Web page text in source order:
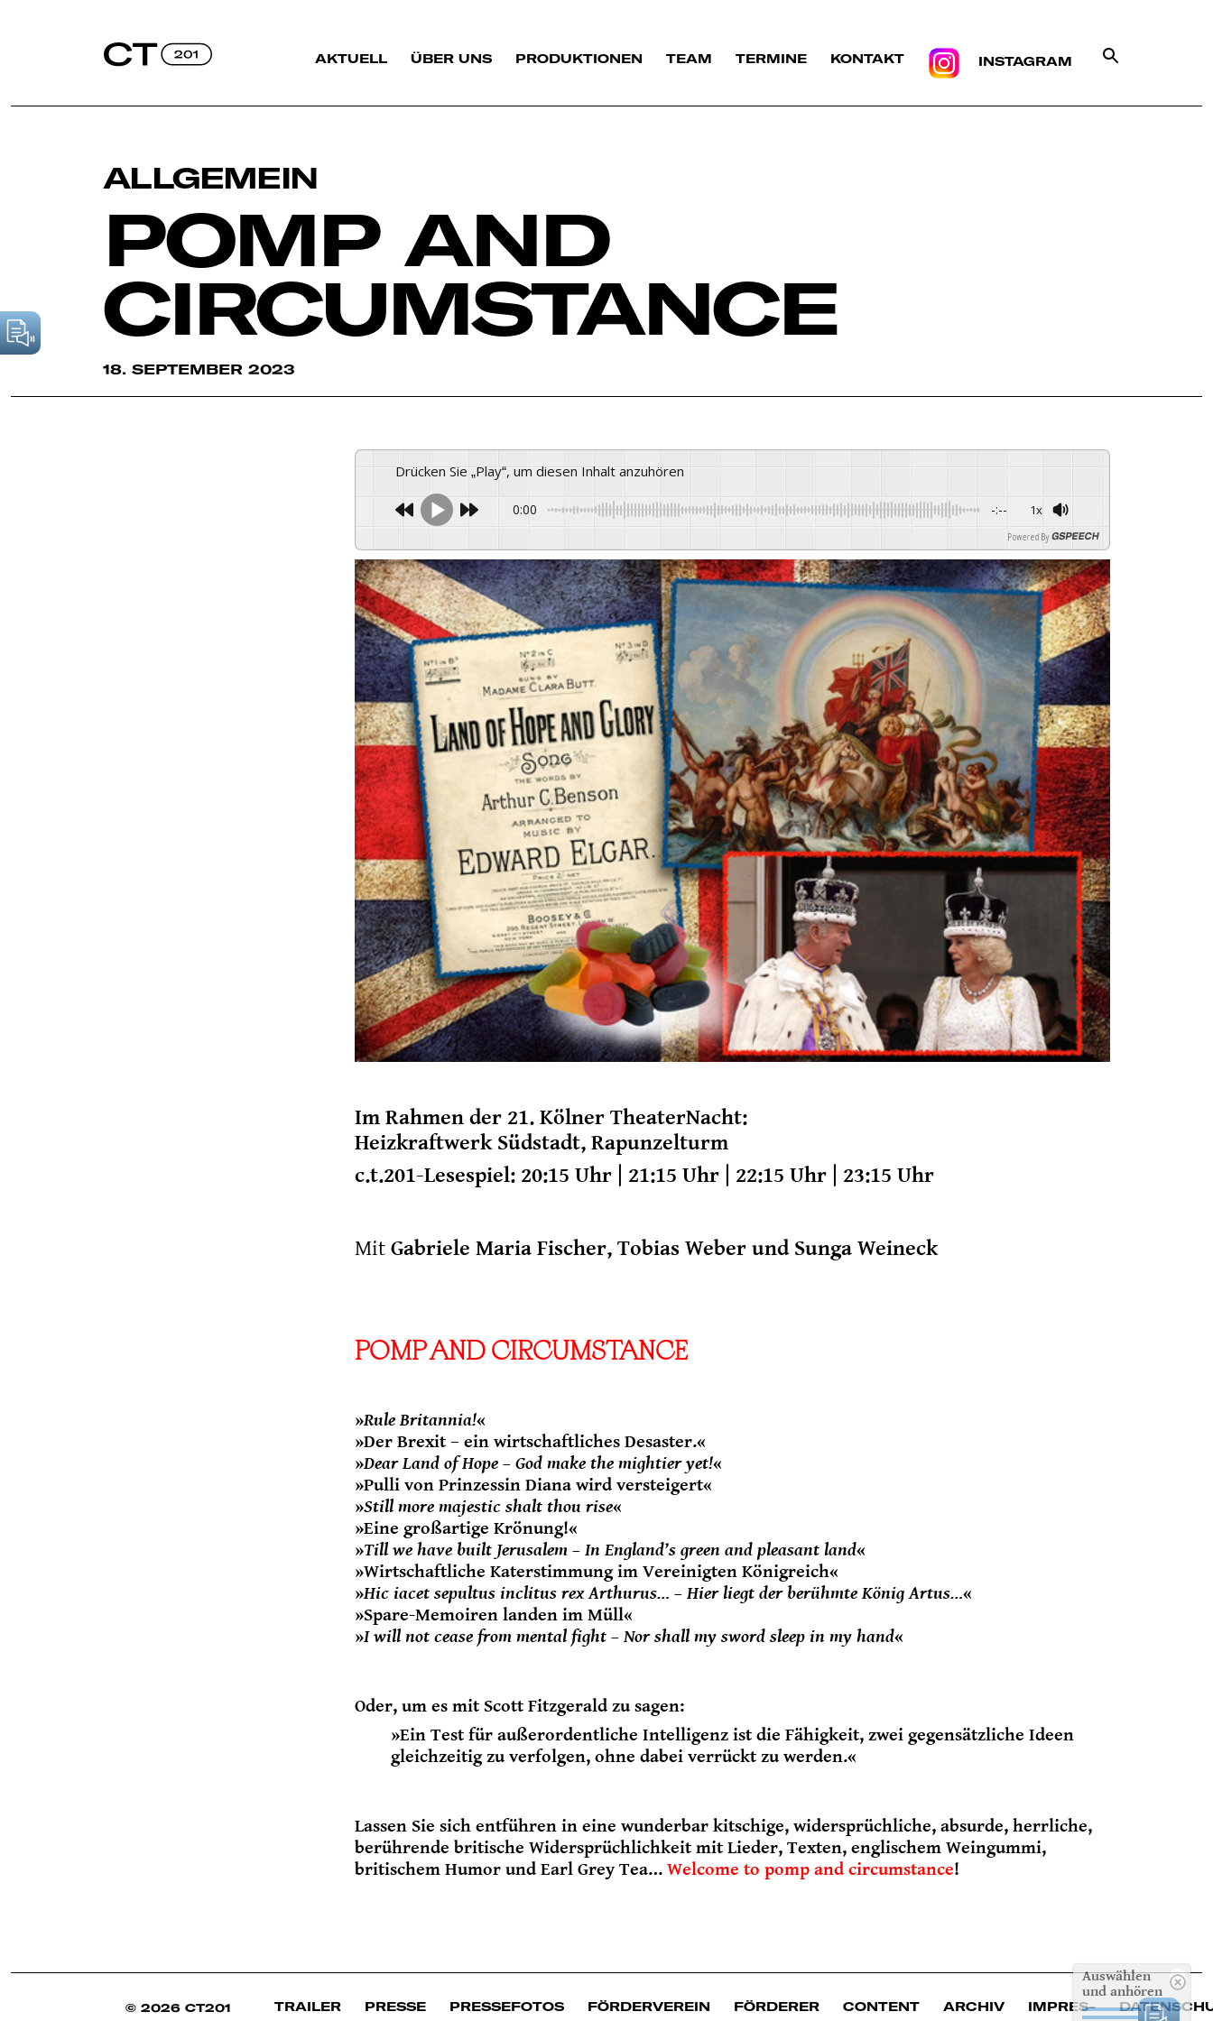
AKTUELL ÜBER UNS PRODUKTIONEN TEAM TERMINE KONTAKT INSTAGRAM
ALLGEMEIN
POMP AND
CIRCUMSTANCE
18. SEPTEMBER 2023
Drücken Sie „Play“, um diesen Inhalt anzuhören
0:00 -:-- 1x
Powered By GSPEECH
Im Rahmen der 21. Kölner TheaterNacht:
Heizkraftwerk Südstadt, Rapunzelturm
c.t.201-Lesespiel: 20:15 Uhr | 21:15 Uhr | 22:15 Uhr | 23:15 Uhr
Mit Gabriele Maria Fischer, Tobias Weber und Sunga Weineck
POMP AND CIRCUMSTANCE
»Rule Britannia!«
»Der Brexit – ein wirtschaftliches Desaster.«
»Dear Land of Hope – God make the mightier yet!«
»Pulli von Prinzessin Diana wird versteigert«
»Still more majestic shalt thou rise«
»Eine großartige Krönung!«
»Till we have built Jerusalem – In England’s green and pleasant land«
»Wirtschaftliche Katerstimmung im Vereinigten Königreich«
»Hic iacet sepultus inclitus rex Arthurus… – Hier liegt der berühmte König Artus…«
»Spare-Memoiren landen im Müll«
»I will not cease from mental fight – Nor shall my sword sleep in my hand«
Oder, um es mit Scott Fitzgerald zu sagen:
»Ein Test für außerordentliche Intelligenz ist die Fähigkeit, zwei gegensätzliche Ideen
gleichzeitig zu verfolgen, ohne dabei verrückt zu werden.«
Lassen Sie sich entführen in eine wunderbar kitschige, widersprüchliche, absurde, herrliche,
berührende britische Widersprüchlichkeit mit Lieder, Texten, englischem Weingummi,
britischem Humor und Earl Grey Tea… Welcome to pomp and circumstance!
© 2026 CT201 TRAILER PRESSE PRESSEFOTOS FÖRDERVEREIN FÖRDERER CONTENT ARCHIV IMPRES­
Auswählen
und anhören